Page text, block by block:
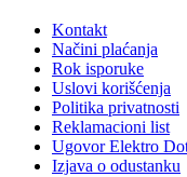
Kontakt
Načini plaćanja
Rok isporuke
Uslovi korišćenja
Politika privatnosti
Reklamacioni list
Ugovor Elektro
Izjava o odustanku